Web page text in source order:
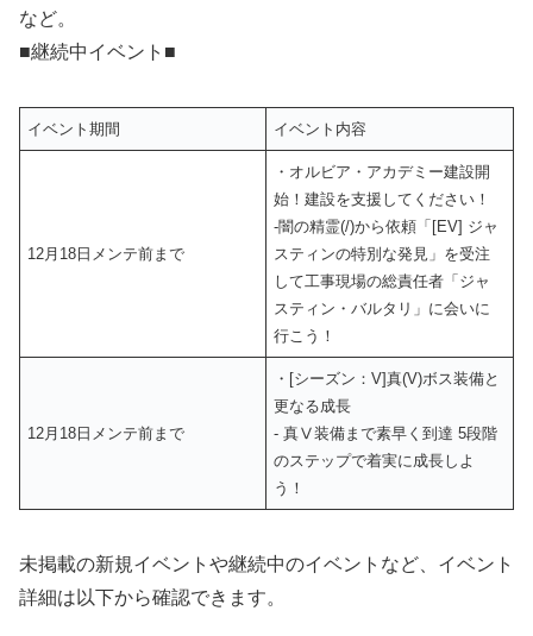
など。
■継続中イベント■
イベント期間 イベント内容
12月18日メンテ前まで
・オルビア・アカデミー建設開
始！建設を支援してください！
‐闇の精霊(/)から依頼「[EV] ジャ
スティンの特別な発見」を受注
して工事現場の総責任者「ジャ
スティン・バルタリ」に会いに
行こう！
12月18日メンテ前まで
・[シーズン：V]真(V)ボス装備と
更なる成長
‐ 真Ⅴ装備まで素早く到達 5段階
のステップで着実に成長しよ
う！
未掲載の新規イベントや継続中のイベントなど、イベント
詳細は以下から確認できます。